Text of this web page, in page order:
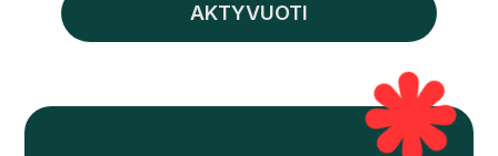
AKTYVUOTI